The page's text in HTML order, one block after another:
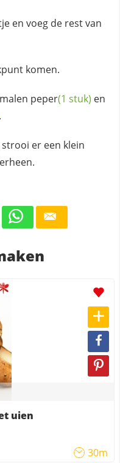
en voeg de rest van
komen.
peper(1 stuk) en
.
er een klein
uien
30m